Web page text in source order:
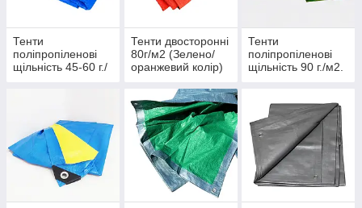
Тенти
поліпропіленові
щільність 45-60 г./
Тенти двосторонні
80г/м2 (Зелено/
оранжевий колір)
Тенти
поліпропіленові
щільність 90 г./м2.